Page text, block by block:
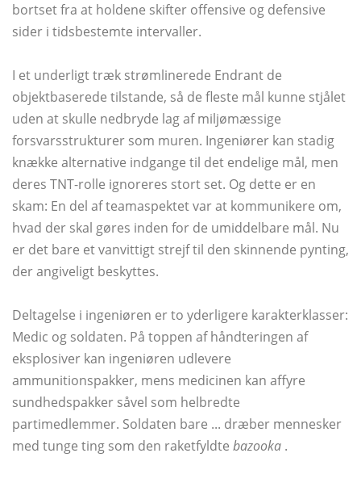
bortset fra at holdene skifter offensive og defensive
sider i tidsbestemte intervaller.
I et underligt træk strømlinerede Endrant de
objektbaserede tilstande, så de fleste mål kunne stjålet
uden at skulle nedbryde lag af miljømæssige
forsvarsstrukturer som muren. Ingeniører kan stadig
knække alternative indgange til det endelige mål, men
deres TNT-rolle ignoreres stort set. Og dette er en
skam: En del af teamaspektet var at kommunikere om,
hvad der skal gøres inden for de umiddelbare mål. Nu
er det bare et vanvittigt strejf til den skinnende pynting,
der angiveligt beskyttes.
Deltagelse i ingeniøren er to yderligere karakterklasser:
Medic og soldaten. På toppen af ​​håndteringen af ​​
eksplosiver kan ingeniøren udlevere
ammunitionspakker, mens medicinen kan affyre
sundhedspakker såvel som helbredte
partimedlemmer. Soldaten bare ... dræber mennesker
med tunge ting som den raketfyldte bazooka .